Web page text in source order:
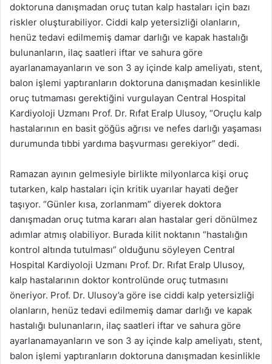
doktoruna danışmadan oruç tutan kalp hastaları için bazı
riskler oluşturabiliyor. Ciddi kalp yetersizliği olanların,
henüz tedavi edilmemiş damar darlığı ve kapak hastalığı
bulunanların, ilaç saatleri iftar ve sahura göre
ayarlanamayanların ve son 3 ay içinde kalp ameliyatı, stent,
balon işlemi yaptıranların doktoruna danışmadan kesinlikle
oruç tutmaması gerektiğini vurgulayan Central Hospital
Kardiyoloji Uzmanı Prof. Dr. Rıfat Eralp Ulusoy, “Oruçlu kalp
hastalarının en basit göğüs ağrısı ve nefes darlığı yaşaması
durumunda tıbbi yardıma başvurması gerekiyor” dedi.
Ramazan ayının gelmesiyle birlikte milyonlarca kişi oruç
tutarken, kalp hastaları için kritik uyarılar hayati değer
taşıyor. “Günler kısa, zorlanmam” diyerek doktora
danışmadan oruç tutma kararı alan hastalar geri dönülmez
adımlar atmış olabiliyor. Burada kilit noktanın “hastalığın
kontrol altında tutulması” olduğunu söyleyen Central
Hospital Kardiyoloji Uzmanı Prof. Dr. Rıfat Eralp Ulusoy,
kalp hastalarının doktor kontrolünde oruç tutmasını
öneriyor. Prof. Dr. Ulusoy’a göre ise ciddi kalp yetersizliği
olanların, henüz tedavi edilmemiş damar darlığı ve kapak
hastalığı bulunanların, ilaç saatleri iftar ve sahura göre
ayarlanamayanların ve son 3 ay içinde kalp ameliyatı, stent,
balon işlemi yaptıranların doktoruna danışmadan kesinlikle